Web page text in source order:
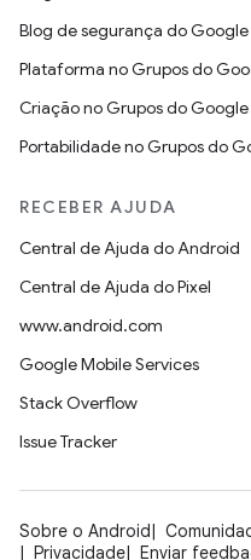
Blog de segurança do Google
Plataforma no Grupos do
Criação no Grupos do Google
Portabilidade no Grupos do
RECEBER AJUDA
Central de Ajuda do Android
Central de Ajuda do Pixel
www.android.com
Google Mobile Services
Stack Overflow
Issue Tracker
Sobre o Android
Privacidade
Enviar